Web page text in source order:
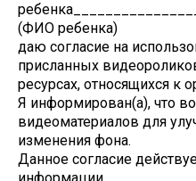
(ФИО ребенка)
даю согласие на
присланных
ресурсах, относящихся к
Я информирован(а), что
видеоматериалов для
изменения фона.
Данное согласие